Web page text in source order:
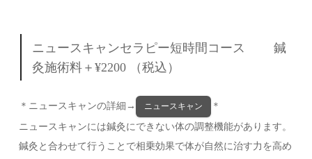
ニュースキャンセラピー短時間コース 鍼
灸施術料＋¥2200 （税込）
＊ニュースキャンの詳細→ ニュースキャン ＊
ニュースキャンには鍼灸にできない体の調整機能があります。
鍼灸と合わせて行うことで相乗効果で体が自然に治す力を高め